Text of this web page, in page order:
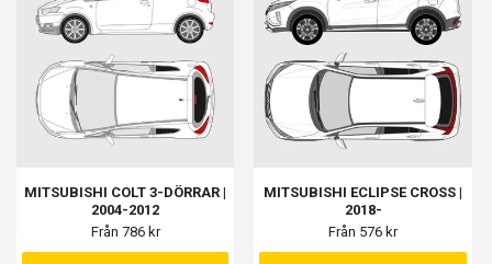
MITSUBISHI COLT 3-DÖRRAR |
2004-2012
Från 786 kr
MITSUBISHI ECLIPSE CROSS |
2018-
Från 576 kr